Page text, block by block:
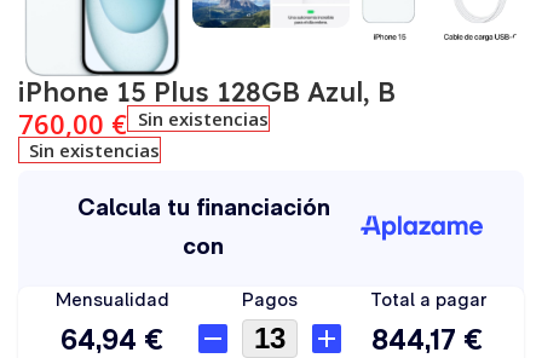
iPhone 15 Plus 128GB Azul, B
760,00 € Sin existencias
Sin existencias